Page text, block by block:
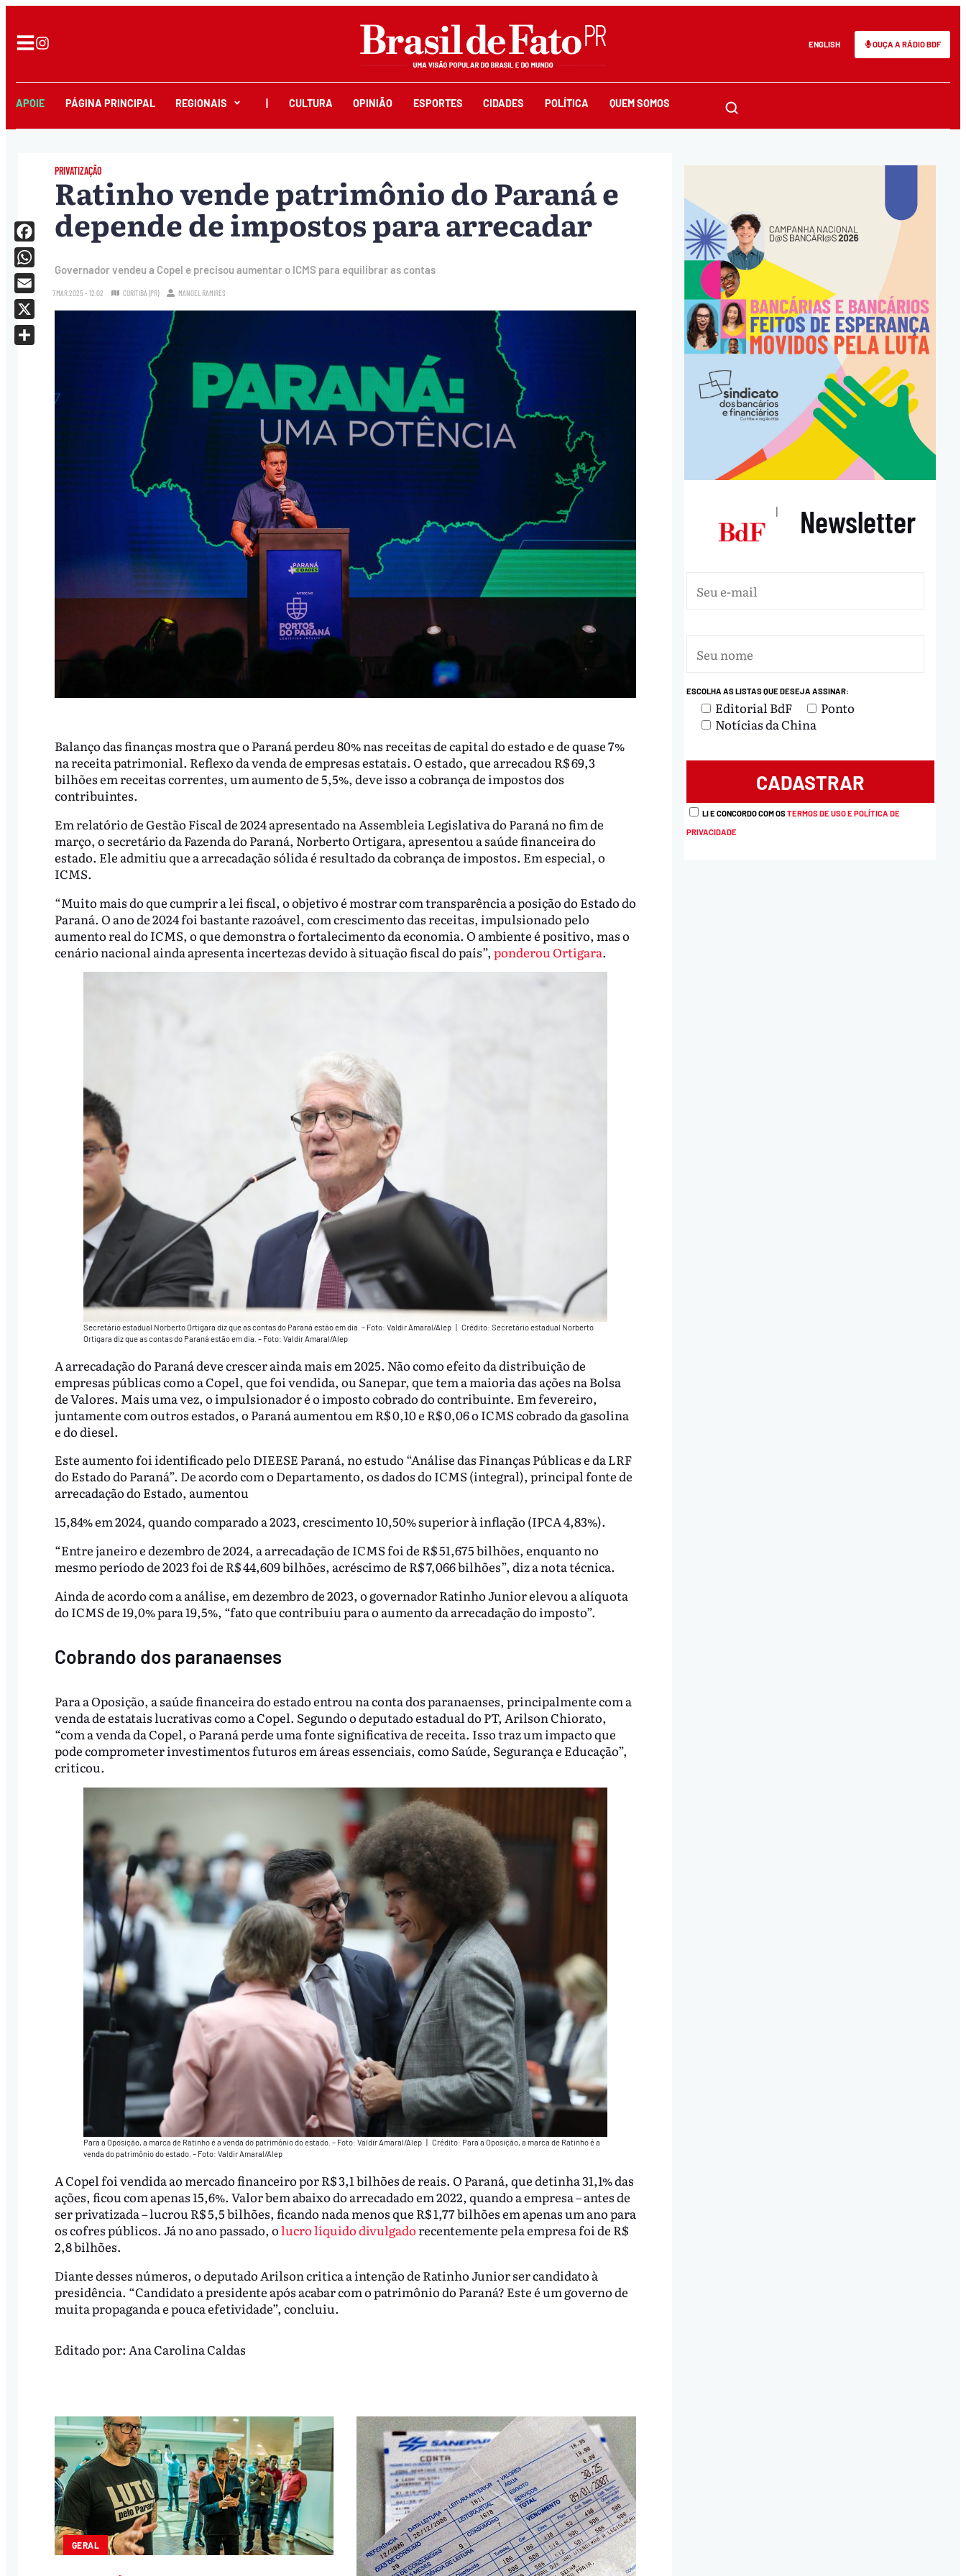
ENGLISH OUÇA A RÁDIO BDF
APOIE PÁGINA PRINCIPAL REGIONAIS CULTURA OPINIÃO ESPORTES CIDADES POLÍTICA QUEM SOMOS
PRIVATIZAÇÃO
Ratinho vende patrimônio do Paraná e
depende de impostos para arrecadar
Governador vendeu a Copel e precisou aumentar o ICMS para equilibrar as contas
7.MAR.2025 - 12:02 CURITIBA (PR) MANOEL RAMIRES
Balanço das finanças mostra que o Paraná perdeu 80% nas receitas de capital do estado e de quase 7%
na receita patrimonial. Reflexo da venda de empresas estatais. O estado, que arrecadou R$ 69,3
bilhões em receitas correntes, um aumento de 5,5%, deve isso a cobrança de impostos dos
contribuintes.
Em relatório de Gestão Fiscal de 2024 apresentado na Assembleia Legislativa do Paraná no fim de
março, o secretário da Fazenda do Paraná, Norberto Ortigara, apresentou a saúde financeira do
estado. Ele admitiu que a arrecadação sólida é resultado da cobrança de impostos. Em especial, o
ICMS.
“Muito mais do que cumprir a lei fiscal, o objetivo é mostrar com transparência a posição do Estado do
Paraná. O ano de 2024 foi bastante razoável, com crescimento das receitas, impulsionado pelo
aumento real do ICMS, o que demonstra o fortalecimento da economia. O ambiente é positivo, mas o
cenário nacional ainda apresenta incertezas devido à situação fiscal do país”, ponderou Ortigara.
Secretário estadual Norberto Ortigara diz que as contas do Paraná estão em dia. – Foto: Valdir Amaral/Alep | Crédito: Secretário estadual Norberto
Ortigara diz que as contas do Paraná estão em dia. – Foto: Valdir Amaral/Alep
A arrecadação do Paraná deve crescer ainda mais em 2025. Não como efeito da distribuição de
empresas públicas como a Copel, que foi vendida, ou Sanepar, que tem a maioria das ações na Bolsa
de Valores. Mais uma vez, o impulsionador é o imposto cobrado do contribuinte. Em fevereiro,
juntamente com outros estados, o Paraná aumentou em R$ 0,10 e R$ 0,06 o ICMS cobrado da gasolina
e do diesel.
Este aumento foi identificado pelo DIEESE Paraná, no estudo “Análise das Finanças Públicas e da LRF
do Estado do Paraná”. De acordo com o Departamento, os dados do ICMS (integral), principal fonte de
arrecadação do Estado, aumentou
15,84% em 2024, quando comparado a 2023, crescimento 10,50% superior à inflação (IPCA 4,83%).
“Entre janeiro e dezembro de 2024, a arrecadação de ICMS foi de R$ 51,675 bilhões, enquanto no
mesmo período de 2023 foi de R$ 44,609 bilhões, acréscimo de R$ 7,066 bilhões”, diz a nota técnica.
Ainda de acordo com a análise, em dezembro de 2023, o governador Ratinho Junior elevou a alíquota
do ICMS de 19,0% para 19,5%, “fato que contribuiu para o aumento da arrecadação do imposto”.
Cobrando dos paranaenses
Para a Oposição, a saúde financeira do estado entrou na conta dos paranaenses, principalmente com a
venda de estatais lucrativas como a Copel. Segundo o deputado estadual do PT, Arilson Chiorato,
“com a venda da Copel, o Paraná perde uma fonte significativa de receita. Isso traz um impacto que
pode comprometer investimentos futuros em áreas essenciais, como Saúde, Segurança e Educação”,
criticou.
Para a Oposição, a marca de Ratinho é a venda do patrimônio do estado. – Foto: Valdir Amaral/Alep
Crédito: Para a Oposição, a marca de Ratinho é a
venda do patrimônio do estado. – Foto: Valdir Amaral/Alep
A Copel foi vendida ao mercado financeiro por R$ 3,1 bilhões de reais. O Paraná, que detinha 31,1% das
ações, ficou com apenas 15,6%. Valor bem abaixo do arrecadado em 2022, quando a empresa – antes de
ser privatizada – lucrou R$ 5,5 bilhões, ficando nada menos que R$ 1,77 bilhões em apenas um ano para
os cofres públicos. Já no ano passado, olucro líquido divulgado recentemente pela empresa foi de R$
2,8 bilhões.
Diante desses números, o deputado Arilson critica a intenção de Ratinho Junior ser candidato à
presidência. “Candidato a presidente após acabar com o patrimônio do Paraná? Este é um governo de
muita propaganda e pouca efetividade”, concluiu.
Facebook
WhatsApp
Email
X
Editado por: Ana Carolina Caldas
GERAL
| Newsletter
ESCOLHA AS LISTAS QUE DESEJA ASSINAR:
Editorial BdF
Ponto
Notícias da China
LI E CONCORDO COM OSTERMOS DE USO E POLÍTICA DE
PRIVACIDADE